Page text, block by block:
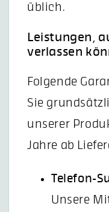
üblich.
Leistungen,
verlassen
Folgende
Sie
unserer
Jahre ab
Telefon-
Unsere